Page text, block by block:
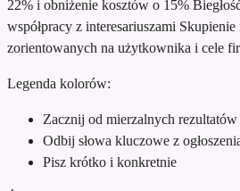
22% i obniżenie kosztów o 15%
współpracy z interesariuszami Skupienie
zorientowanych na użytkownika i cele
Legenda kolorów:
Zacznij od mierzalnych rezultatów
Odbij słowa kluczowe z
Pisz krótko i konkretnie